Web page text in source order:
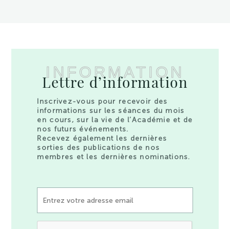
INFORMATION
Lettre d’information
Inscrivez-vous pour recevoir des
informations sur les séances du mois
en cours, sur la vie de l’Académie et de
nos futurs événements.
Recevez également les dernières
sorties des publications de nos
membres et les dernières nominations.